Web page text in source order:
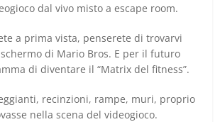
dal vivo misto a escape room.
a prima vista, penserete di trovarvi
di Mario Bros. E per il futuro
di diventare il “Matrix del fitness”.
recinzioni, rampe, muri, proprio
nella scena del videogioco.